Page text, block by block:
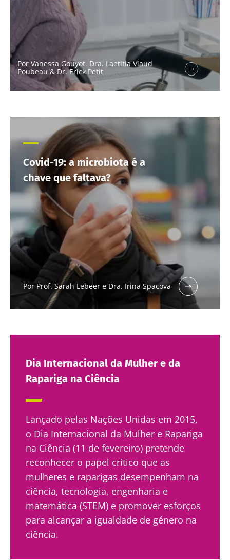
Por Vanessa Gouyot, Dra. Laetitia Viaud
Poubeau & Dr. Erick Petit
Covid-19: a microbiota é a
chave que faltava?
Por Prof. Sarah Lebeer e Dra. Irina Spacova
Dia Internacional da Mulher e da
Rapariga na Ciência
Lançado pelas Nações Unidas em 2015,
o Dia Internacional da Mulher e Rapariga
na Ciência (11 de fevereiro) pretende
reconhecer o papel crítico que as
mulheres e raparigas desempenham na
ciência, tecnologia, engenharia e
matemática (STEM) e promover esforços
para alcançar a igualdade de género na
ciência.